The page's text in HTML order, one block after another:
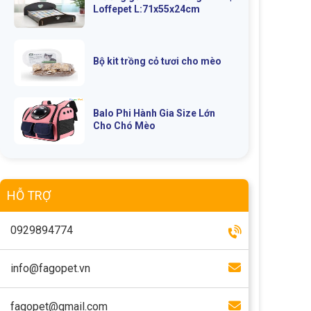
Loffepet L:71x55x24cm
Bộ kit trồng cỏ tươi cho mèo
Balo Phi Hành Gia Size Lớn
Cho Chó Mèo
HỖ TRỢ
0929894774
info@fagopet.vn
fagopet@gmail.com